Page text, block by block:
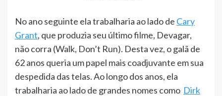
No ano seguinte ela trabalharia ao lado de Cary
Grant, que produzia seu último filme, Devagar,
não corra (Walk, Don’t Run). Desta vez, o galã de
62 anos queria um papel mais coadjuvante em sua
despedida das telas. Ao longo dos anos, ela
trabalharia ao lado de grandes nomes como Dirk